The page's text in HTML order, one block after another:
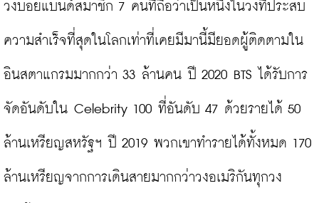
วงบอยแบนด์สมาชิก 7 คนที่ถือว่าเป็นหนึ่งในวงที่ประสบ
ความสำเร็จที่สุดในโลกเท่าที่เคยมีมานี้มียอดผู้ติดตามใน
อินสตาแกรมมากกว่า 33 ล้านคน ปี 2020 BTS ได้รับการ
จัดอันดับใน Celebrity 100 ที่อันดับ 47 ด้วยรายได้ 50
ล้านเหรียญสหรัฐฯ ปี 2019 พวกเขาทำรายได้ทั้งหมด 170
ล้านเหรียญจากการเดินสายมากกว่าวงอเมริกันทุกวง